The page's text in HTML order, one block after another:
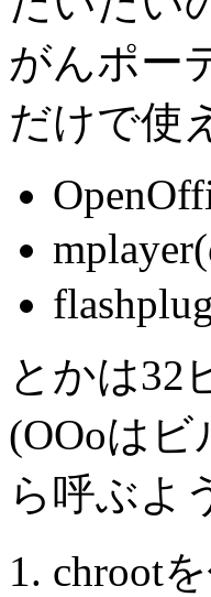
がんポー
だけで使
とかは32
(OOoは
ら呼ぶよ
chroot